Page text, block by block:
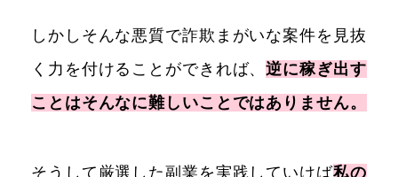
しかしそんな悪質で詐欺まがいな案件を見抜
く力を付けることができれば、逆に稼ぎ出す
ことはそんなに難しいことではありません。
そうして厳選した副業を実践していけば私の